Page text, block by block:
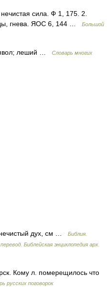
сила. Ф 1, 175. 2.
гнева. ЯОС 6, 144 …
Большой
леший …
Словарь многих
дух, см …
Библия.
Библейская энциклопедия арх.
Кому л. померещилось что
русских поговорок